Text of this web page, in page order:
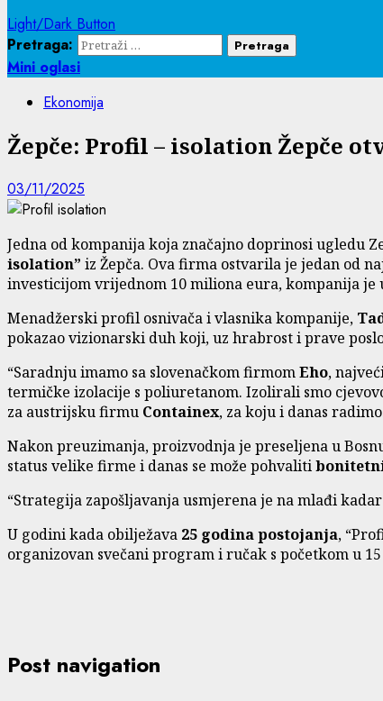
Light/Dark Button
Pretraga:
Mini oglasi
Ekonomija
Žepče: Profil – isolation Žepče
03/11/2025
Jedna od kompanija koja značajno doprinosi ugledu
isolation” iz Žepča. Ova firma ostvarila je jedan od
investicijom vrijednom 10 miliona eura, kompanija
Menadžerski profil osnivača i vlasnika kompanije,
pokazao vizionarski duh koji, uz hrabrost i prave
“Saradnju imamo sa slovenačkom firmomEho,
termičke izolacije s poliuretanom. Izolirali smo
za austrijsku firmu Containex, za koju i danas
Nakon preuzimanja, proizvodnja je preseljena u
status velike firme i danas se može pohvaliti
“Strategija zapošljavanja usmjerena je na mlađi
U godini kada obilježava 25 godina postojanja,
organizovan svečani program i ručak s početkom u
Post navigation